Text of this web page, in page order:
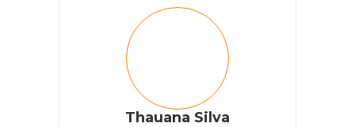
Thauana Silva